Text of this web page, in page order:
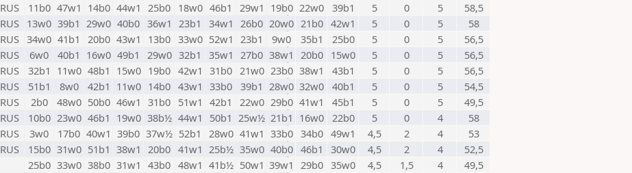
RUS 11b0 47w1 14b0 44w1 25b0 18w0 46b1 29w1 19b0 22w0 39b1 5 0 5
58,5
RUS 13w0 39b1 29w0 40b0 36w1 23b1 34w1 26b0 20w0 21b0 42w1 5 0 5
58
RUS 34w0 41b1 20b0 43w1 13b0 33w0 52w1 23b1 9w0 35b1 25b0 5 0 5
56,5
RUS 6w0 40b1 16w0 49b1 29w0 32b1 35w1 27b0 38w1 20b0 15w0 5 0 5
56,5
RUS 32b1 11w0 48b1 15w0 19b0 42w1 31b0 21w0 23b0 38w1 43b1 5 0 5
56,5
RUS 51b1 8w0 42b1 11w0 14b0 43w1 33b0 39b1 28w0 32w0 40b1 5 0 5
54,5
RUS 2b0 48w0 50b0 46w1 31b0 51w1 42b1 22w0 29b0 41w1 45b1 5 0 5
49,5
RUS 10b0 23w0 46b1 19w0 38b½ 44w1 50b1 25w½ 21b1 16w0 22b0 5 0 4
58
RUS 3w0 17b0 40w1 39b0 37w½ 52b1 28w0 41w1 33b0 34b0 49w1 4,5 2 4
53
RUS 15b0 31w0 51b1 38w1 20b0 41w1 25b½ 35w0 40b0 46b1 30w0 4,5 2 4
52,5
25b0 33w0 38b0 31w1 43b0 48w1 41b½ 50w1 39w1 29b0 35w0 4,5 1,5 4
49,5